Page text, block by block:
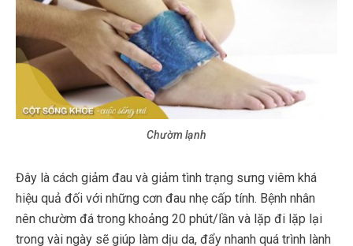
Chườm lạnh
Đây là cách giảm đau và giảm tình trạng sưng viêm khá
hiệu quả đối với những cơn đau nhẹ cấp tính. Bệnh nhân
nên chườm đá trong khoảng 20 phút/lần và lặp đi lặp lại
trong vài ngày sẽ giúp làm dịu da, đẩy nhanh quá trình lành